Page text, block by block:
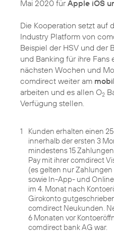
Mai 2020 fürApple iOS
Die Kooperation setzt auf
Industry Platform von
Beispiel der HSV und der
und Banking für ihre Fans
nächsten Wochen und
comdirect weiter am
arbeiten und es allen O2
Verfügung stellen.
1
Kunden erhalten einen
innerhalb der ersten 3
mindestens 15
Pay mit ihrer comdirect
(es gelten nur
sowie In-App- und
im 4. Monat nach
Girokonto
comdirect Neukunden.
6 Monaten vor
comdirect bank AG war.